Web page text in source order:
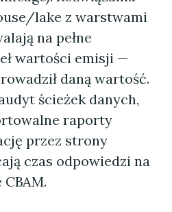
lake z warstwami
na pełne
wartości emisji —
daną wartość.
ścieżek danych,
raporty
przez strony
czas odpowiedzi na